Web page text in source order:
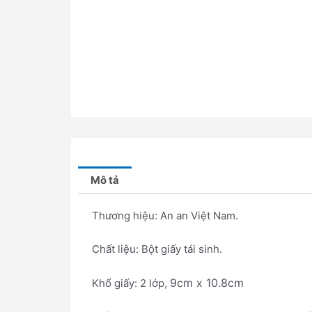
Mô tả
Thương hiệu: An an Việt Nam.
Chất liệu: Bột giấy tái sinh.
Khổ giấy: 2 lớp, 9cm x 10.8cm